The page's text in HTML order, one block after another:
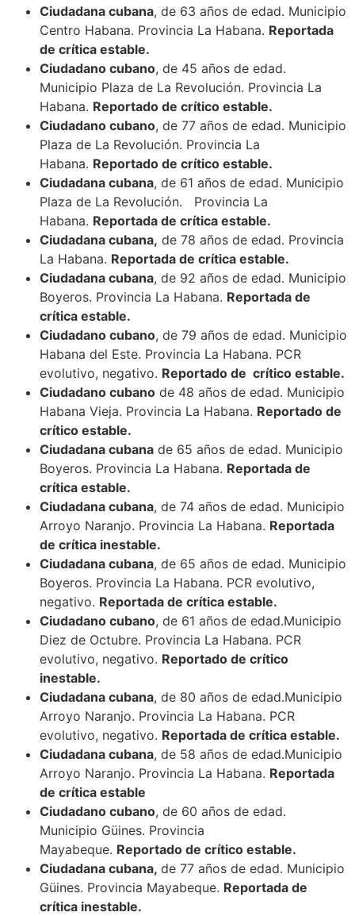
Ciudadana cubana, de 63 años de edad. Municipio
Centro Habana. Provincia La Habana. Reportada
de crítica estable.
Ciudadano cubano, de 45 años de edad.
Municipio Plaza de La Revolución. Provincia La
Habana. Reportado de crítico estable.
Ciudadano cubano, de 77 años de edad. Municipio
Plaza de La Revolución. Provincia La
Habana. Reportado de crítico estable.
Ciudadana cubana, de 61 años de edad. Municipio
Plaza de La Revolución. Provincia La
Habana. Reportada de crítica estable.
Ciudadana cubana, de 78 años de edad. Provincia
La Habana. Reportada de crítica estable.
Ciudadana cubana, de 92 años de edad. Municipio
Boyeros. Provincia La Habana. Reportada de
crítica estable.
Ciudadano cubano, de 79 años de edad. Municipio
Habana del Este. Provincia La Habana. PCR
evolutivo, negativo. Reportado de crítico estable.
Ciudadano cubano de 48 años de edad. Municipio
Habana Vieja. Provincia La Habana. Reportado de
crítico estable.
Ciudadana cubana de 65 años de edad. Municipio
Boyeros. Provincia La Habana. Reportada de
crítica estable.
Ciudadana cubana, de 74 años de edad. Municipio
Arroyo Naranjo. Provincia La Habana. Reportada
de crítica inestable.
Ciudadana cubana, de 65 años de edad. Municipio
Boyeros. Provincia La Habana. PCR evolutivo,
negativo. Reportada de crítica estable.
Ciudadano cubano, de 61 años de edad.Municipio
Diez de Octubre. Provincia La Habana. PCR
evolutivo, negativo. Reportado de crítico
inestable.
Ciudadana cubana, de 80 años de edad.Municipio
Arroyo Naranjo. Provincia La Habana. PCR
evolutivo, negativo. Reportada de crítica estable.
Ciudadana cubana, de 58 años de edad.Municipio
Arroyo Naranjo. Provincia La Habana. Reportada
de crítica estable
Ciudadano cubano, de 60 años de edad.
Municipio Güines. Provincia
Mayabeque. Reportado de crítico estable.
Ciudadana cubana, de 77 años de edad. Municipio
Güines. Provincia Mayabeque. Reportada de
crítica inestable.